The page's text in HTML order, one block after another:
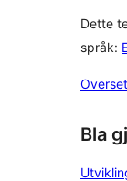
Dette
språk:
Bla